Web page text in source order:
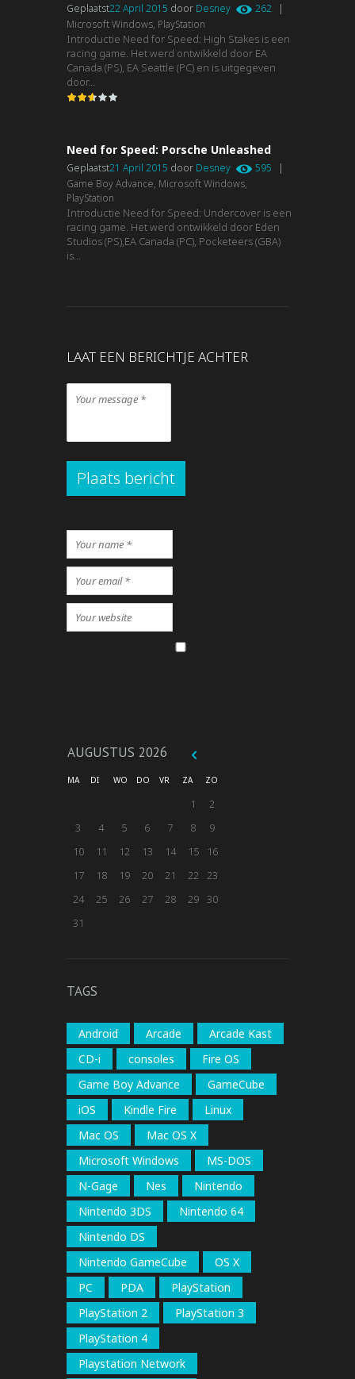
Geplaatst22 April 2015 door Desney 262
|
Microsoft Windows, PlayStation
Introductie Need for Speed: High Stakes is een
racing game. Het werd ontwikkeld door EA
Canada (PS), EA Seattle (PC) en is uitgegeven
door...
Need for Speed: Porsche Unleashed
Geplaatst21 April 2015 door Desney 595
|
Game Boy Advance, Microsoft Windows,
PlayStation
Introductie Need for Speed: Undercover is een
racing game. Het werd ontwikkeld door Eden
Studios (PS),EA Canada (PC), Pocketeers (GBA)
is...
LAAT EEN BERICHTJE ACHTER
Plaats bericht
AUGUSTUS 2026
MA DI WO DO VR ZA ZO
1
2
3
4 5 6 7 8
9
10
11 12 13 14 15
16
17
18 19 20 21 22
23
24
25 26 27 28 29 30
31
TAGS
Android Arcade
Arcade Kast
CD-i
consoles
Fire OS
Game Boy Advance
GameCube
iOS
Kindle Fire
Linux
Mac OS
Mac OS X
Microsoft Windows
MS-DOS
N-Gage
Nes
Nintendo
Nintendo 3DS
Nintendo 64
Nintendo DS
Nintendo GameCube
OS X
PC
PDA
PlayStation
PlayStation 2
PlayStation 3
PlayStation 4
Playstation Network